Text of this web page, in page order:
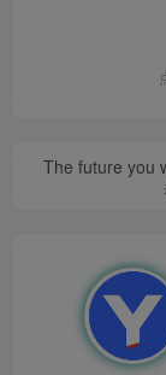
The future you